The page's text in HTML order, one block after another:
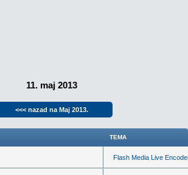
11. maj 2013
<<< nazad na Maj 2013.
TEMA
Flash Media Live